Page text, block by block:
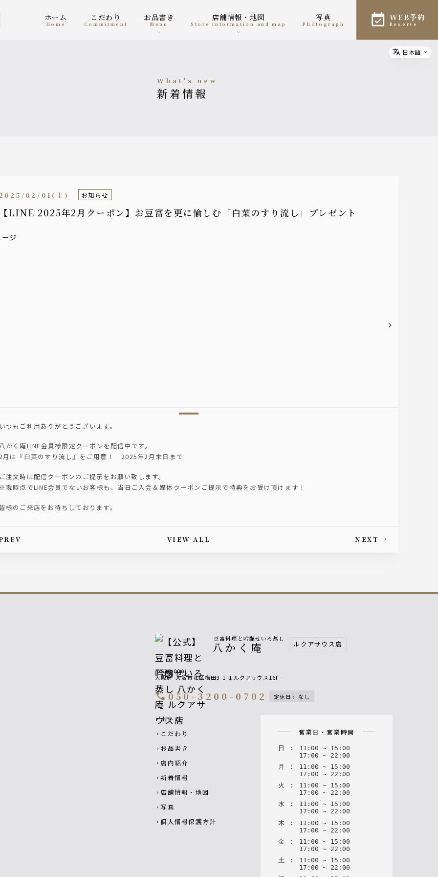
ホーム
home
こだわり
Commitment
お品書き
menu
店舗情報・地図
Store information and map
写真
photograph
WEB予約
reserve
what's new
新着情報
LINE 2025年2月クーポン】お豆富を更に愉しむ「白菜のすり流し」プレゼント
02/01(土) お知らせ
つもご利用ありがとうございます。
かく庵LINE会員様限定クーポンを配信中です。
月は『白菜のすり流し』をご用意！ 2025年2月末日まで
注文時は配信クーポンのご提示をお願い致します。
現時点でLINE会員でないお客様も、当日ご入会＆媒体クーポンご提示で特典をお受け頂けます！
様のご来店をお待ちしております。
article's paging VIEW ALL NEXT
Select
日本語
豆富料理と吟醸せいろ蒸し
八かく庵 ルクアサウス店
〒530-0001
大阪府 大阪市北区梅田3-1-1 ルクアサウス16F
call 050-3200-0702 定休日 : なし
Footer navigation
chevron_right ホーム
chevron_right こだわり
chevron_right お品書き
chevron_right 店内紹介
chevron_right 新着情報
chevron_right 店舗情報・地図
chevron_right 写真
chevron_right 個人情報保護方針
営業日・営業時間
日 : 11 : 00 ~ 15 : 00
17 : 00 ~ 22 : 00
月
: 11 : 00 ~ 15 : 00
17 : 00 ~ 22 : 00
火
: 11 : 00 ~ 15 : 00
17 : 00 ~ 22 : 00
水 : 11 : 00 ~ 15 : 00
17 : 00 ~ 22 : 00
木
: 11 : 00 ~ 15 : 00
17 : 00 ~ 22 : 00
金
: 11 : 00 ~ 15 : 00
17 : 00 ~ 22 : 00
土
: 11 : 00 ~ 15 : 00
17 : 00 ~ 22 : 00